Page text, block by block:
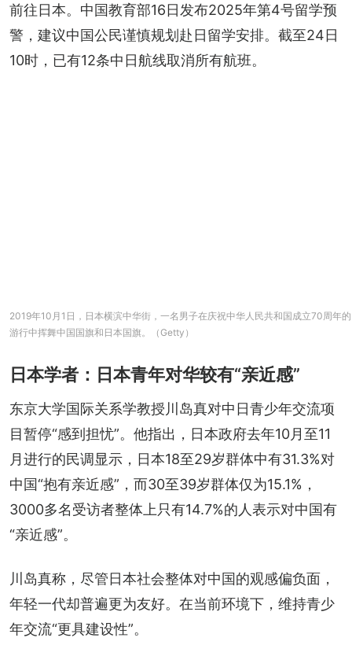
前往日本。中国教育部16日发布2025年第4号留学预
警，建议中国公民谨慎规划赴日留学安排。截至24日
10时，已有12条中日航线取消所有航班。
2019年10月1日，日本横滨中华街，一名男子在庆祝中华人民共和国成立70周年的
游行中挥舞中国国旗和日本国旗。（Getty）
日本学者：日本青年对华较有“亲近感”
东京大学国际关系学教授川岛真对中日青少年交流项
目暂停“感到担忧”。他指出，日本政府去年10月至11
月进行的民调显示，日本18至29岁群体中有31.3%对
中国“抱有亲近感”，而30至39岁群体仅为15.1%，
3000多名受访者整体上只有14.7%的人表示对中国有
“亲近感”。
川岛真称，尽管日本社会整体对中国的观感偏负面，
年轻一代却普遍更为友好。在当前环境下，维持青少
年交流“更具建设性”。